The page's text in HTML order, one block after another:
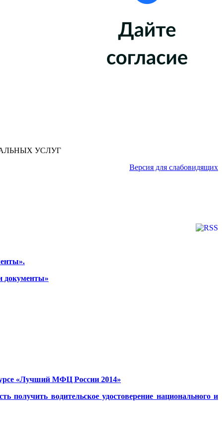
УСЛУГ
Версия для слабовидящих
документы»
«Лучший МФЦ России 2014»
получить водительское удостоверение национального и